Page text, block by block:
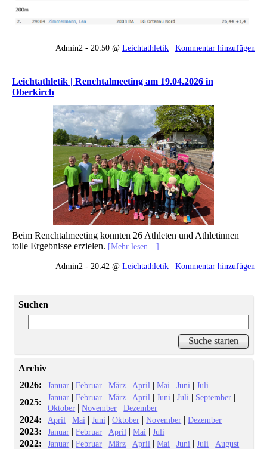
Admin2 - 20:50 @ Leichtathletik | Kommentar hinzufügen
Leichtathletik | Renchtalmeeting am 19.04.2026 in
Oberkirch
Beim Renchtalmeeting konnten 26 Athleten und Athletinnen
tolle Ergebnisse erzielen. [Mehr lesen…]
Admin2 - 20:42 @ Leichtathletik | Kommentar hinzufügen
Suchen
Archiv
2026:
Januar |Februar |März | April |Mai |Juni |Juli
2025: Januar |Februar |März | April |Juni |Juli | September |
Oktober |November |Dezember
2024: April |Mai |Juni |Oktober |November |Dezember
2023: Januar |Februar | April |Mai |Juli
2022: Januar |Februar |März | April |Mai |Juni |Juli | August